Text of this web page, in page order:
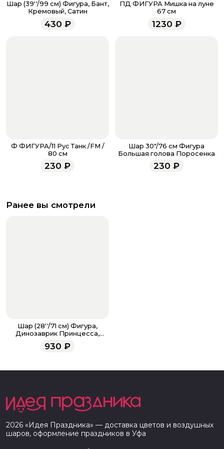
напишите WhatsApp
+7 937 333-66-53. Наши
менеджеры работают ежедневно с 9.00 до 23.00 и
всегда рады проконсультировать вас.
Шар (39''/99 см) Фигура, Бант,
Кремовый, Сатин
430 ₽
ПД ФИГУРА Мишка на луне
67 см
1230 ₽
Ф ФИГУРА/11 Рус Танк /FM /
80 см
230 ₽
Шар 30"/76 см Фигура
Большая голова Поросенка
230 ₽
Ранее вы смотрели
Шар (28''/71 см) Фигура,
Динозаврик Принцесса,
Розовый
930 ₽
2026 «Идея Праздника» — доставка цветов и воздушных
шаров, оформление праздников в Уфа